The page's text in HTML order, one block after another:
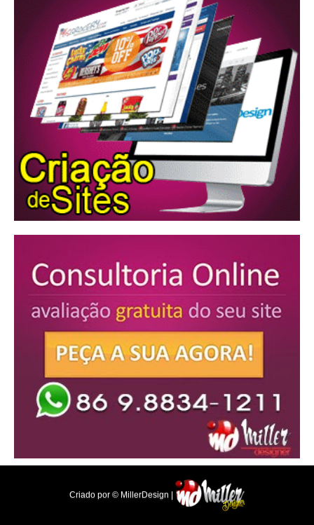
Criado por © MillerDesign |